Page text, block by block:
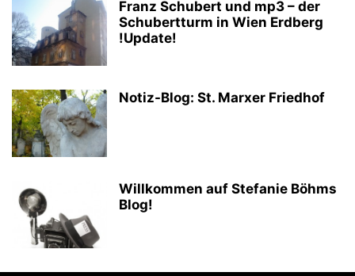
Franz Schubert und mp3 – der
Schubertturm in Wien Erdberg
!Update!
Notiz-Blog: St. Marxer Friedhof
Willkommen auf Stefanie Böhms
Blog!